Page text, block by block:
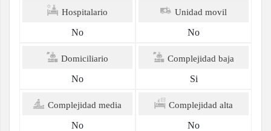
Hospitalario
No
Unidad movil
No
Domiciliario
No
Complejidad baja
Si
Complejidad media
No
Complejidad alta
No